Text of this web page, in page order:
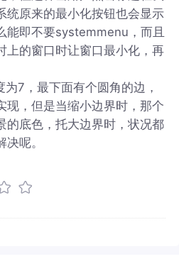
统原来的最小化按钮也会显示
能即不要systemmenu，而且
上的窗口时让窗口最小化，再
7，最下面有个圆角的边，
现，但是当缩小边界时，那个
的底色，托大边界时，状况都
呢。